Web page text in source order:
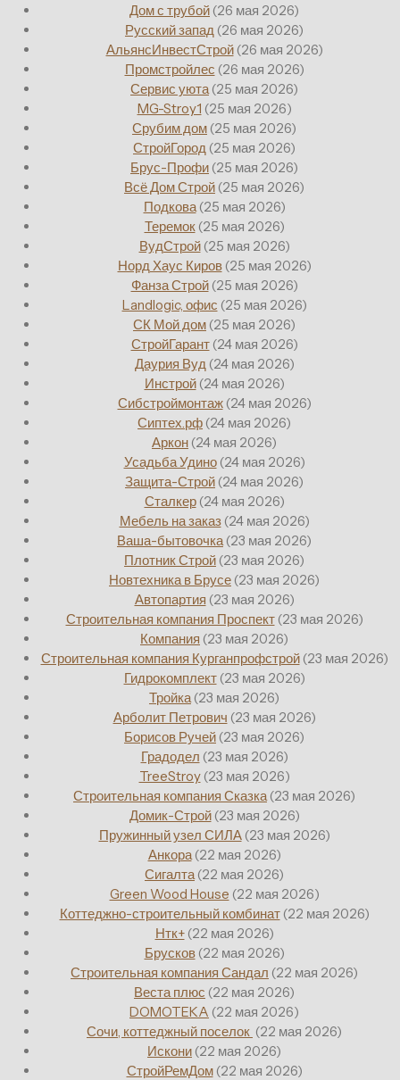
Дом с трубой (26 мая 2026)
Русский запад (26 мая 2026)
АльянсИнвестСтрой (26 мая 2026)
Промстройлес (26 мая 2026)
Сервис уюта (25 мая 2026)
MG-Stroy1 (25 мая 2026)
Срубим дом (25 мая 2026)
СтройГород (25 мая 2026)
Брус-Профи (25 мая 2026)
Всё Дом Строй (25 мая 2026)
Подкова (25 мая 2026)
Теремок (25 мая 2026)
ВудСтрой (25 мая 2026)
Норд Хаус Киров (25 мая 2026)
Фанза Строй (25 мая 2026)
Landlogic, офис (25 мая 2026)
СК Мой дом (25 мая 2026)
СтройГарант (24 мая 2026)
Даурия Вуд (24 мая 2026)
Инстрой (24 мая 2026)
Сибстроймонтаж (24 мая 2026)
Сиптех.рф (24 мая 2026)
Аркон (24 мая 2026)
Усадьба Удино (24 мая 2026)
Защита-Строй (24 мая 2026)
Сталкер (24 мая 2026)
Мебель на заказ (24 мая 2026)
Ваша-бытовочка (23 мая 2026)
Плотник Строй (23 мая 2026)
Новтехника в Брусе (23 мая 2026)
Автопартия (23 мая 2026)
Строительная компания Проспект (23 мая 2026)
Компания (23 мая 2026)
Строительная компания Курганпрофстрой (23 мая 2026)
Гидрокомплект (23 мая 2026)
Тройка (23 мая 2026)
Арболит Петрович (23 мая 2026)
Борисов Ручей (23 мая 2026)
Градодел (23 мая 2026)
TreeStroy (23 мая 2026)
Строительная компания Сказка (23 мая 2026)
Домик-Строй (23 мая 2026)
Пружинный узел СИЛА (23 мая 2026)
Анкора (22 мая 2026)
Сигалта (22 мая 2026)
Green Wood House (22 мая 2026)
Коттеджно-строительный комбинат (22 мая 2026)
Нтк+ (22 мая 2026)
Брусков (22 мая 2026)
Строительная компания Сандал (22 мая 2026)
Веста плюс (22 мая 2026)
DOMOTEKA (22 мая 2026)
‎Сочи, коттеджный поселок ‎ (22 мая 2026)
Искони (22 мая 2026)
СтройРемДом (22 мая 2026)